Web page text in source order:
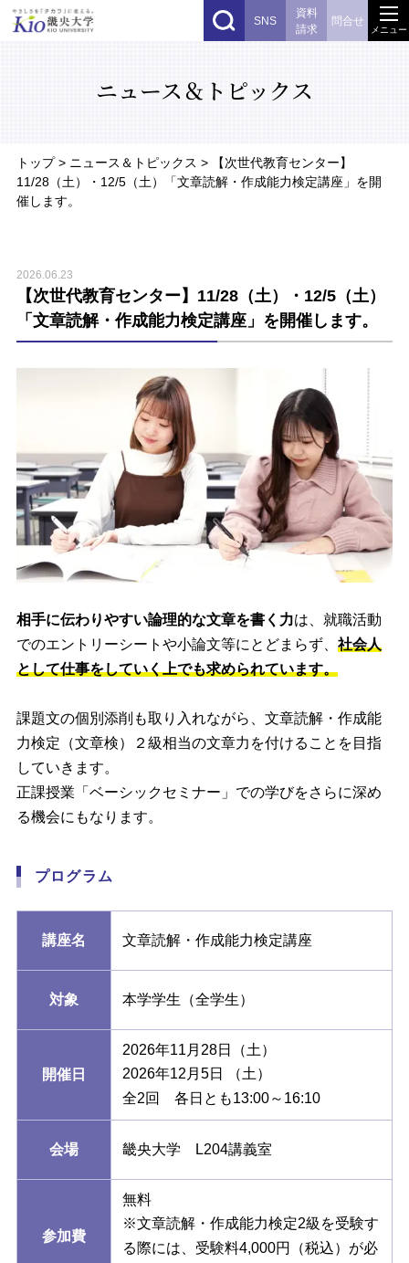
メニュー
SNS
資料
請求
問合せ
ニュース＆トピックス
トップ> ニュース＆トピックス > 【次世代教育センター】
11/28（土）・12/5（土）「文章読解・作成能力検定講座」を開
催します。
2026.06.23
【次世代教育センター】11/28（土）・12/5（土）
「文章読解・作成能力検定講座」を開催します。
相手に伝わりやすい論理的な文章を書く力は、就職活動
でのエントリーシートや小論文等にとどまらず、 社会人
として仕事をしていく上でも求められています。
課題文の個別添削も取り入れながら、文章読解・作成能
力検定（文章検）２級相当の文章力を付けることを目指
していきます。
正課授業「ベーシックセミナー」での学びをさらに深め
る機会にもなります。
プログラム
講座名 文章読解・作成能力検定講座
対象 本学学生（全学生）
開催日
2026年11月28日（土）
2026年12月5日 （土）
全2回 各日とも13:00～16:10
会場 畿央大学 L204講義室
参加費
無料
※文章読解・作成能力検定2級を受験す
る際には、受験料4,000円（税込）が必